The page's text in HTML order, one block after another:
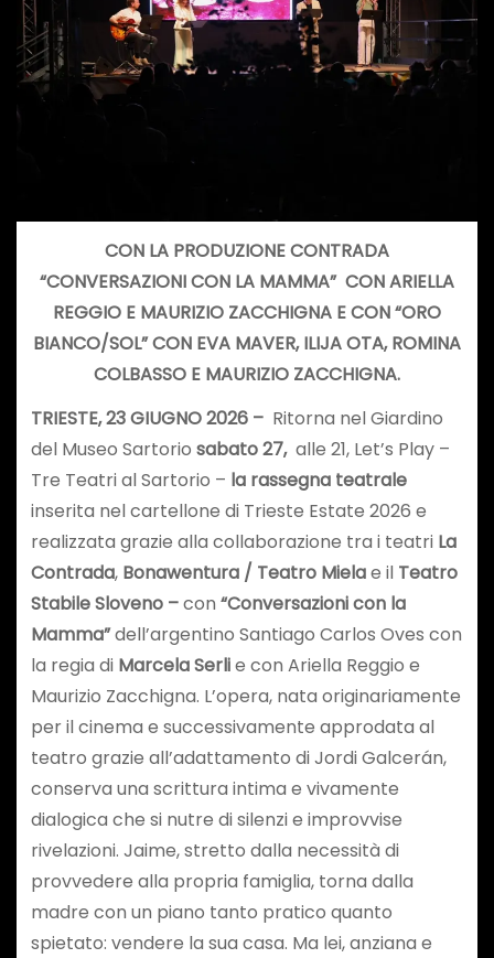
CON LA PRODUZIONE CONTRADA
“CONVERSAZIONI CON LA MAMMA” CON ARIELLA
REGGIO E MAURIZIO ZACCHIGNA E CON “ORO
BIANCO/SOL” CON EVA MAVER, ILIJA OTA, ROMINA
COLBASSO E MAURIZIO ZACCHIGNA.
TRIESTE, 23 GIUGNO 2026 – Ritorna nel Giardino
del Museo Sartorio sabato 27, alle 21, Let’s Play –
Tre Teatri al Sartorio – la rassegna teatrale
inserita nel cartellone di Trieste Estate 2026 e
realizzata grazie alla collaborazione tra i teatri La
Contrada, Bonawentura / Teatro Mielae il Teatro
Stabile Sloveno –con “Conversazioni con la
Mamma”dell’argentino Santiago Carlos Oves con
la regia di Marcela Serlie con Ariella Reggio e
Maurizio Zacchigna. L’opera, nata originariamente
per il cinema e successivamente approdata al
teatro grazie all’adattamento di Jordi Galcerán,
conserva una scrittura intima e vivamente
dialogica che si nutre di silenzi e improvvise
rivelazioni. Jaime, stretto dalla necessità di
provvedere alla propria famiglia, torna dalla
madre con un piano tanto pratico quanto
spietato: vendere la sua casa. Ma lei, anziana e